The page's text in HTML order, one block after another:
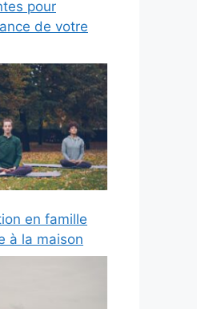
pour
de votre
en famille
à la maison